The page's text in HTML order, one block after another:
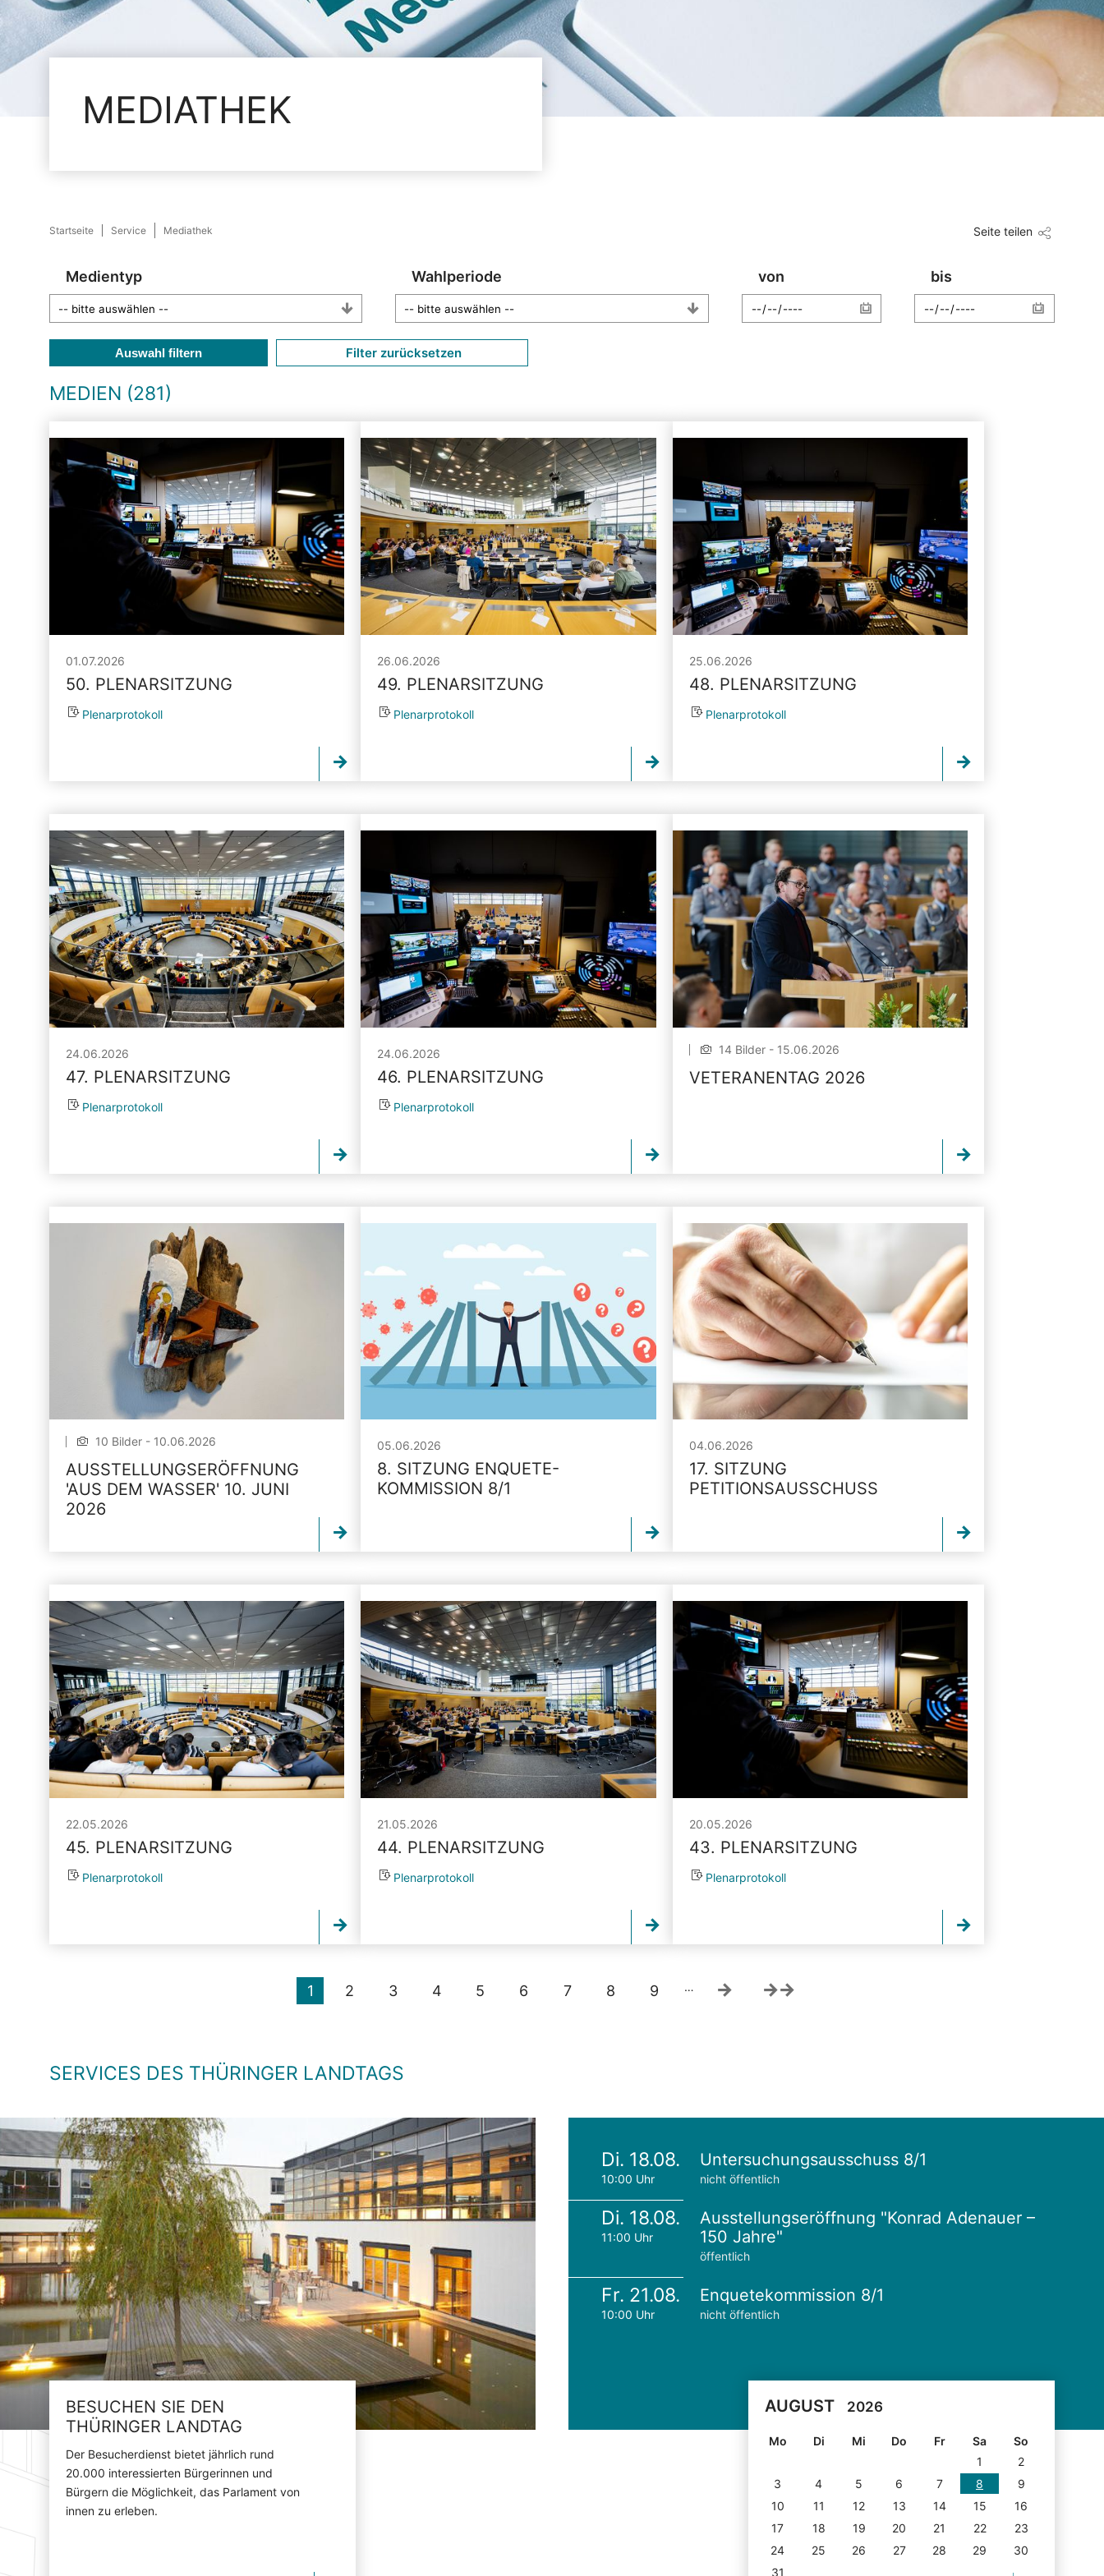
MEDIATHEK
Startseite Service Mediathek Seite teilen
Medientyp Wahlperiode von bis
Auswahl filtern Filter zurücksetzen
MEDIEN (281)
01.07.2026
50. PLENARSITZUNG
Plenarprotokoll
26.06.2026
49. PLENARSITZUNG
Plenarprotokoll
25.06.2026
48. PLENARSITZUNG
Plenarprotokoll
24.06.2026
47. PLENARSITZUNG
Plenarprotokoll
24.06.2026
46. PLENARSITZUNG
Plenarprotokoll
14 Bilder - 15.06.2026
VETERANENTAG 2026
10 Bilder - 10.06.2026
AUSSTELLUNGSERÖFFNUNG
'AUS DEM WASSER' 10. JUNI
2026
05.06.2026
8. SITZUNG ENQUETE-
KOMMISSION 8/1
04.06.2026
17. SITZUNG
PETITIONSAUSSCHUSS
22.05.2026
45. PLENARSITZUNG
Plenarprotokoll
21.05.2026
44. PLENARSITZUNG
Plenarprotokoll
20.05.2026
43. PLENARSITZUNG
Plenarprotokoll
1 2 3 4 5 6 7 8 9 …
SERVICES DES THÜRINGER LANDTAGS
BESUCHEN SIE DEN
THÜRINGER LANDTAG
Der Besucherdienst bietet jährlich rund
20.000 interessierten Bürgerinnen und
Bürgern die Möglichkeit, das Parlament von
innen zu erleben.
Di. 18.08.
10:00 Uhr
Untersuchungsausschuss 8/1
nicht öffentlich
Di. 18.08.
11:00 Uhr
Ausstellungseröffnung "Konrad Adenauer –
150 Jahre"
öffentlich
Fr. 21.08.
10:00 Uhr
Enquetekommission 8/1
nicht öffentlich
AUGUST 2026
Mo Di Mi Do Fr Sa
So
1
2
3
4 5 6 7 8
9
10
11 12 13 14 15
16
17
18 19 20 21 22
23
24
25 26 27 28 29
30
31